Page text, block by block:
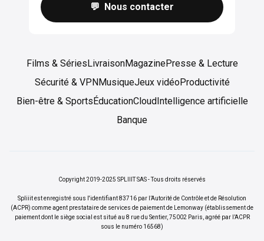
💬 Nous contacter
Films & SériesLivraisonMagazinePresse & Lecture
Sécurité & VPNMusiqueJeux vidéoProductivité
Bien-être & SportsÉducationCloudIntelligence artificielle
Banque
Copyright 2019-2025 SPLIIIT SAS - Tous droits réservés
Spliiit est enregistré sous l'identifiant 83716 par l’Autorité de Contrôle et de Résolution
(ACPR) comme agent prestataire de services de paiement de Lemonway (établissement de
paiement dont le siège social est situé au 8 rue du Sentier, 75002 Paris, agréé par l’ACPR
sous le numéro 16568)